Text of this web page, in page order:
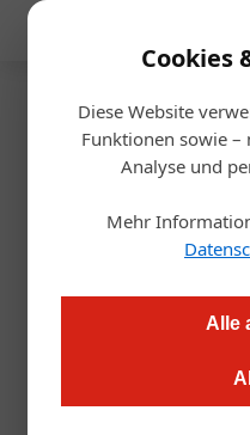
Cookies
Diese Website
Funktionen sowie
Analyse und
Mehr
Alle
Startseite
„Tiroler
Die Winterzahlen sind noch